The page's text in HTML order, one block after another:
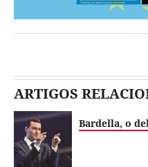
ARTIGOS
Bardella, o